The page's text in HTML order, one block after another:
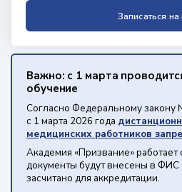
Записаться на
Важно: с 1 марта
обучение
Согласно Федеральному
с 1 марта 2026 года
медицинских работников
Академия «Призвание» работает
документы будут внесены в
засчитано для аккредитации.